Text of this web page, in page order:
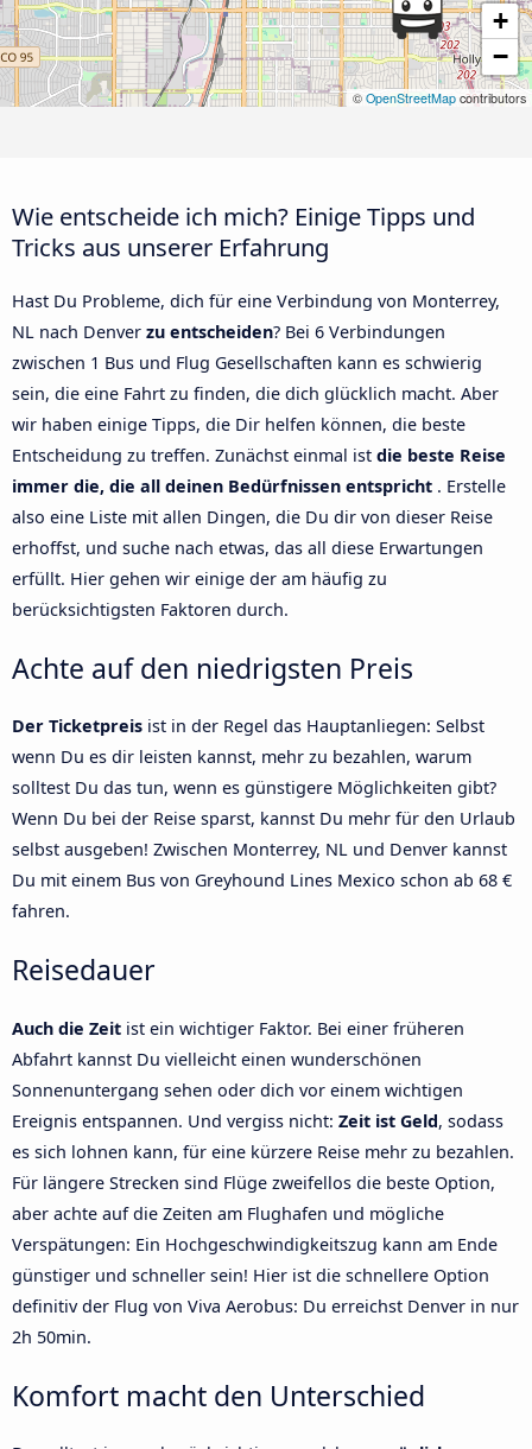
+
−
© OpenStreetMap contributors
Wie entscheide ich mich? Einige Tipps und
Tricks aus unserer Erfahrung
Hast Du Probleme, dich für eine Verbindung von Monterrey,
NL nach Denver zu entscheiden? Bei 6 Verbindungen
zwischen 1 Bus und Flug Gesellschaften kann es schwierig
sein, die eine Fahrt zu finden, die dich glücklich macht. Aber
wir haben einige Tipps, die Dir helfen können, die beste
Entscheidung zu treffen. Zunächst einmal ist die beste Reise
immer die, die all deinen Bedürfnissen entspricht . Erstelle
also eine Liste mit allen Dingen, die Du dir von dieser Reise
erhoffst, und suche nach etwas, das all diese Erwartungen
erfüllt. Hier gehen wir einige der am häufig zu
berücksichtigsten Faktoren durch.
Achte auf den niedrigsten Preis
Der Ticketpreis ist in der Regel das Hauptanliegen: Selbst
wenn Du es dir leisten kannst, mehr zu bezahlen, warum
solltest Du das tun, wenn es günstigere Möglichkeiten gibt?
Wenn Du bei der Reise sparst, kannst Du mehr für den Urlaub
selbst ausgeben! Zwischen Monterrey, NL und Denver kannst
Du mit einem Bus von Greyhound Lines Mexico schon ab 68 €
fahren.
Reisedauer
Auch die Zeit ist ein wichtiger Faktor. Bei einer früheren
Abfahrt kannst Du vielleicht einen wunderschönen
Sonnenuntergang sehen oder dich vor einem wichtigen
Ereignis entspannen. Und vergiss nicht: Zeit ist Geld, sodass
es sich lohnen kann, für eine kürzere Reise mehr zu bezahlen.
Für längere Strecken sind Flüge zweifellos die beste Option,
aber achte auf die Zeiten am Flughafen und mögliche
Verspätungen: Ein Hochgeschwindigkeitszug kann am Ende
günstiger und schneller sein! Hier ist die schnellere Option
definitiv der Flug von Viva Aerobus: Du erreichst Denver in nur
2h 50min.
Komfort macht den Unterschied